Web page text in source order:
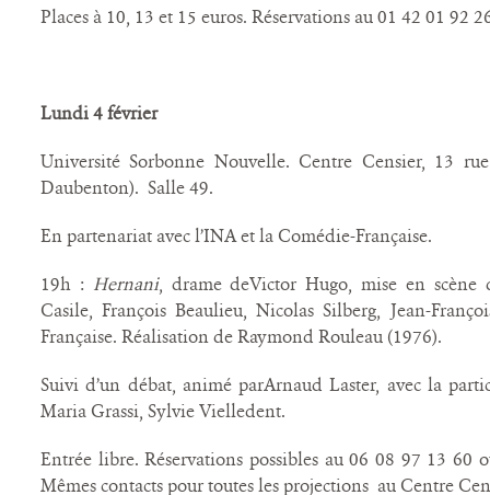
Places à 10, 13 et 15 euros. Réservations au 01 42 01 92
Lundi 4 février
Université Sorbonne Nouvelle. Centre Censier, 13
Daubenton). Salle 49.
En partenariat avec l’INA et la Comédie-Française.
19h : Hernani, drame deVictor Hugo, mise en scène
Casile, François Beaulieu, Nicolas Silberg, Jean-
Française. Réalisation de Raymond Rouleau (1976).
Suivi d’un débat, animé parArnaud Laster, avec la
Maria Grassi, Sylvie Vielledent.
Entrée libre. Réservations possibles au 06 08 97 13 60
Mêmes contacts pour toutes les projections au Centre